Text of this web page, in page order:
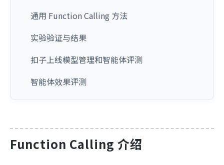
通用 Function Calling 方法
实验验证与结果
扣子上线模型管理和智能体评测
智能体效果评测
Function Calling 介绍